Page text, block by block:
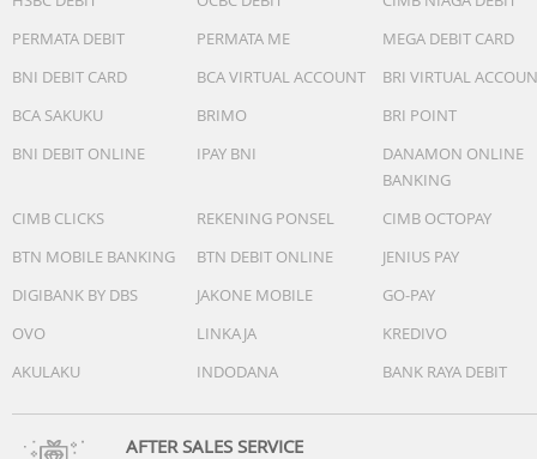
* Penunjuk waktu standar:
* Analog: 2 jarum (jam, menit (jarum bergerak setiap 20
* Digital: Jam, menit, detik, pm, bulan, tanggal, hari
Garansi Resmi 2 Tahun
Include Box, Jam Tangan, Kartu Garansi, Manual
PERMATA DEBIT
PERMATA ME
MEGA DEBIT CARD
BNI DEBIT CARD
BCA VIRTUAL ACCOUNT
BRI VIRTUAL
BCA SAKUKU
BRIMO
BRI POINT
BNI DEBIT ONLINE
IPAY BNI
DANAMON ONLINE
BANKING
CIMB CLICKS
REKENING PONSEL
CIMB OCTOPAY
BTN MOBILE BANKING
BTN DEBIT ONLINE
JENIUS PAY
DIGIBANK BY DBS
JAKONE MOBILE
GO-PAY
OVO
LINKAJA
KREDIVO
AKULAKU
INDODANA BANK RAYA DEBIT
AFTER SALES SERVICE